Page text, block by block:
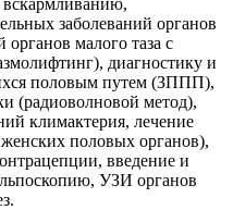
заболеваний органов
органов малого таза с
диагностику и
половым путем (ЗППП),
(радиоволновой метод),
климактерия, лечение
половых органов),
введение и
УЗИ органов